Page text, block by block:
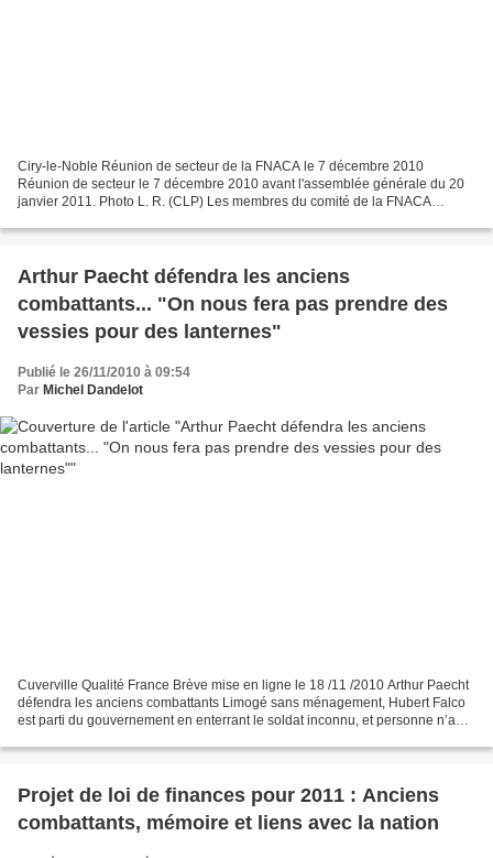
Ciry-le-Noble Réunion de secteur de la FNACA le 7 décembre 2010
Réunion de secteur le 7 décembre 2010 avant l'assemblée générale du 20
janvier 2011. Photo L. R. (CLP) Les membres du comité de la FNACA
Arthur Paecht défendra les anciens
combattants... "On nous fera pas prendre des
vessies pour des lanternes"
Publié le 26/11/2010 à 09:54
Par Michel Dandelot
Cuverville Qualité France Brève mise en ligne le 18 /11 /2010 Arthur Paecht
défendra les anciens combattants Limogé sans ménagement, Hubert Falco
est parti du gouvernement en enterrant le soldat inconnu, et personne n’a
Projet de loi de finances pour 2011 : Anciens
combattants, mémoire et liens avec la nation